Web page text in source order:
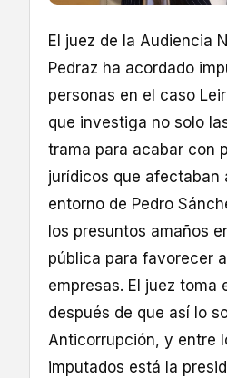
El juez de la Audiencia
Pedraz ha acordado
personas en el caso
que investiga no solo
trama para acabar con
jurídicos que afectaban
entorno de Pedro
los presuntos amaños
pública para favorecer
empresas. El juez toma
después de que así lo
Anticorrupción, y entre
imputados está la